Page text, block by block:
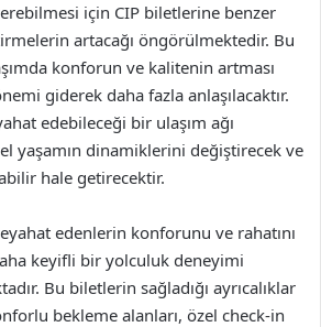
için CIP biletlerine benzer
artacağı öngörülmektedir. Bu
konforun ve kalitenin artması
giderek daha fazla anlaşılacaktır.
edebileceği bir ulaşım ağı
yaşamın dinamiklerini değiştirecek ve
hale getirecektir.
edenlerin konforunu ve rahatını
keyifli bir yolculuk deneyimi
Bu biletlerin sağladığı ayrıcalıklar
bekleme alanları, özel check-in